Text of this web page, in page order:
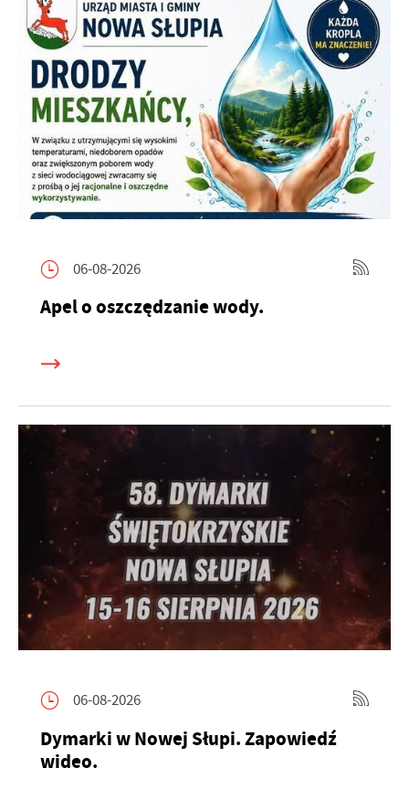
06-08-2026
Apel o oszczędzanie wody.
06-08-2026
Dymarki w Nowej Słupi. Zapowiedź
wideo.